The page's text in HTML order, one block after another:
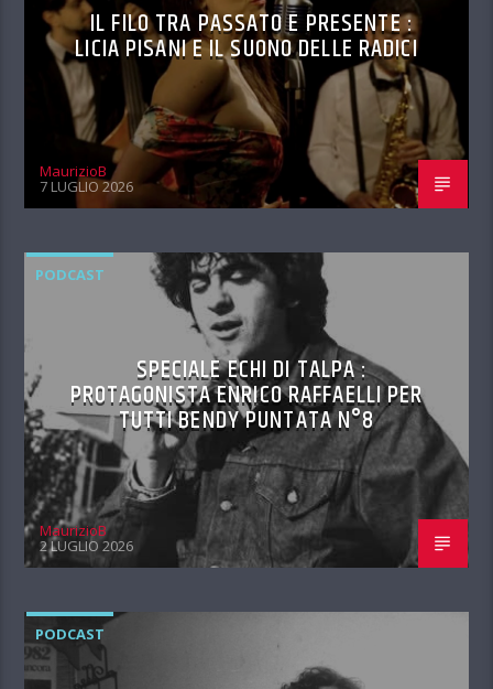
IL FILO TRA PASSATO E PRESENTE :
LICIA PISANI E IL SUONO DELLE RADICI
MaurizioB
7 LUGLIO 2026
PODCAST
SPECIALE ECHI DI TALPA :
PROTAGONISTA ENRICO RAFFAELLI PER
TUTTI BENDY PUNTATA N°8
MaurizioB
2 LUGLIO 2026
PODCAST